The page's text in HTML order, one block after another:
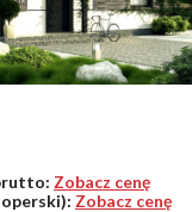
Zobacz cenę
Zobacz cenę